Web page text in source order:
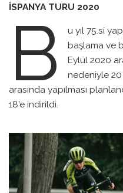
İSPANYA TURU 2020
B
u yıl 75.si
başlama ve
Eylül 2020
nedeniyle 20
arasında yapılması
18’e indirildi.